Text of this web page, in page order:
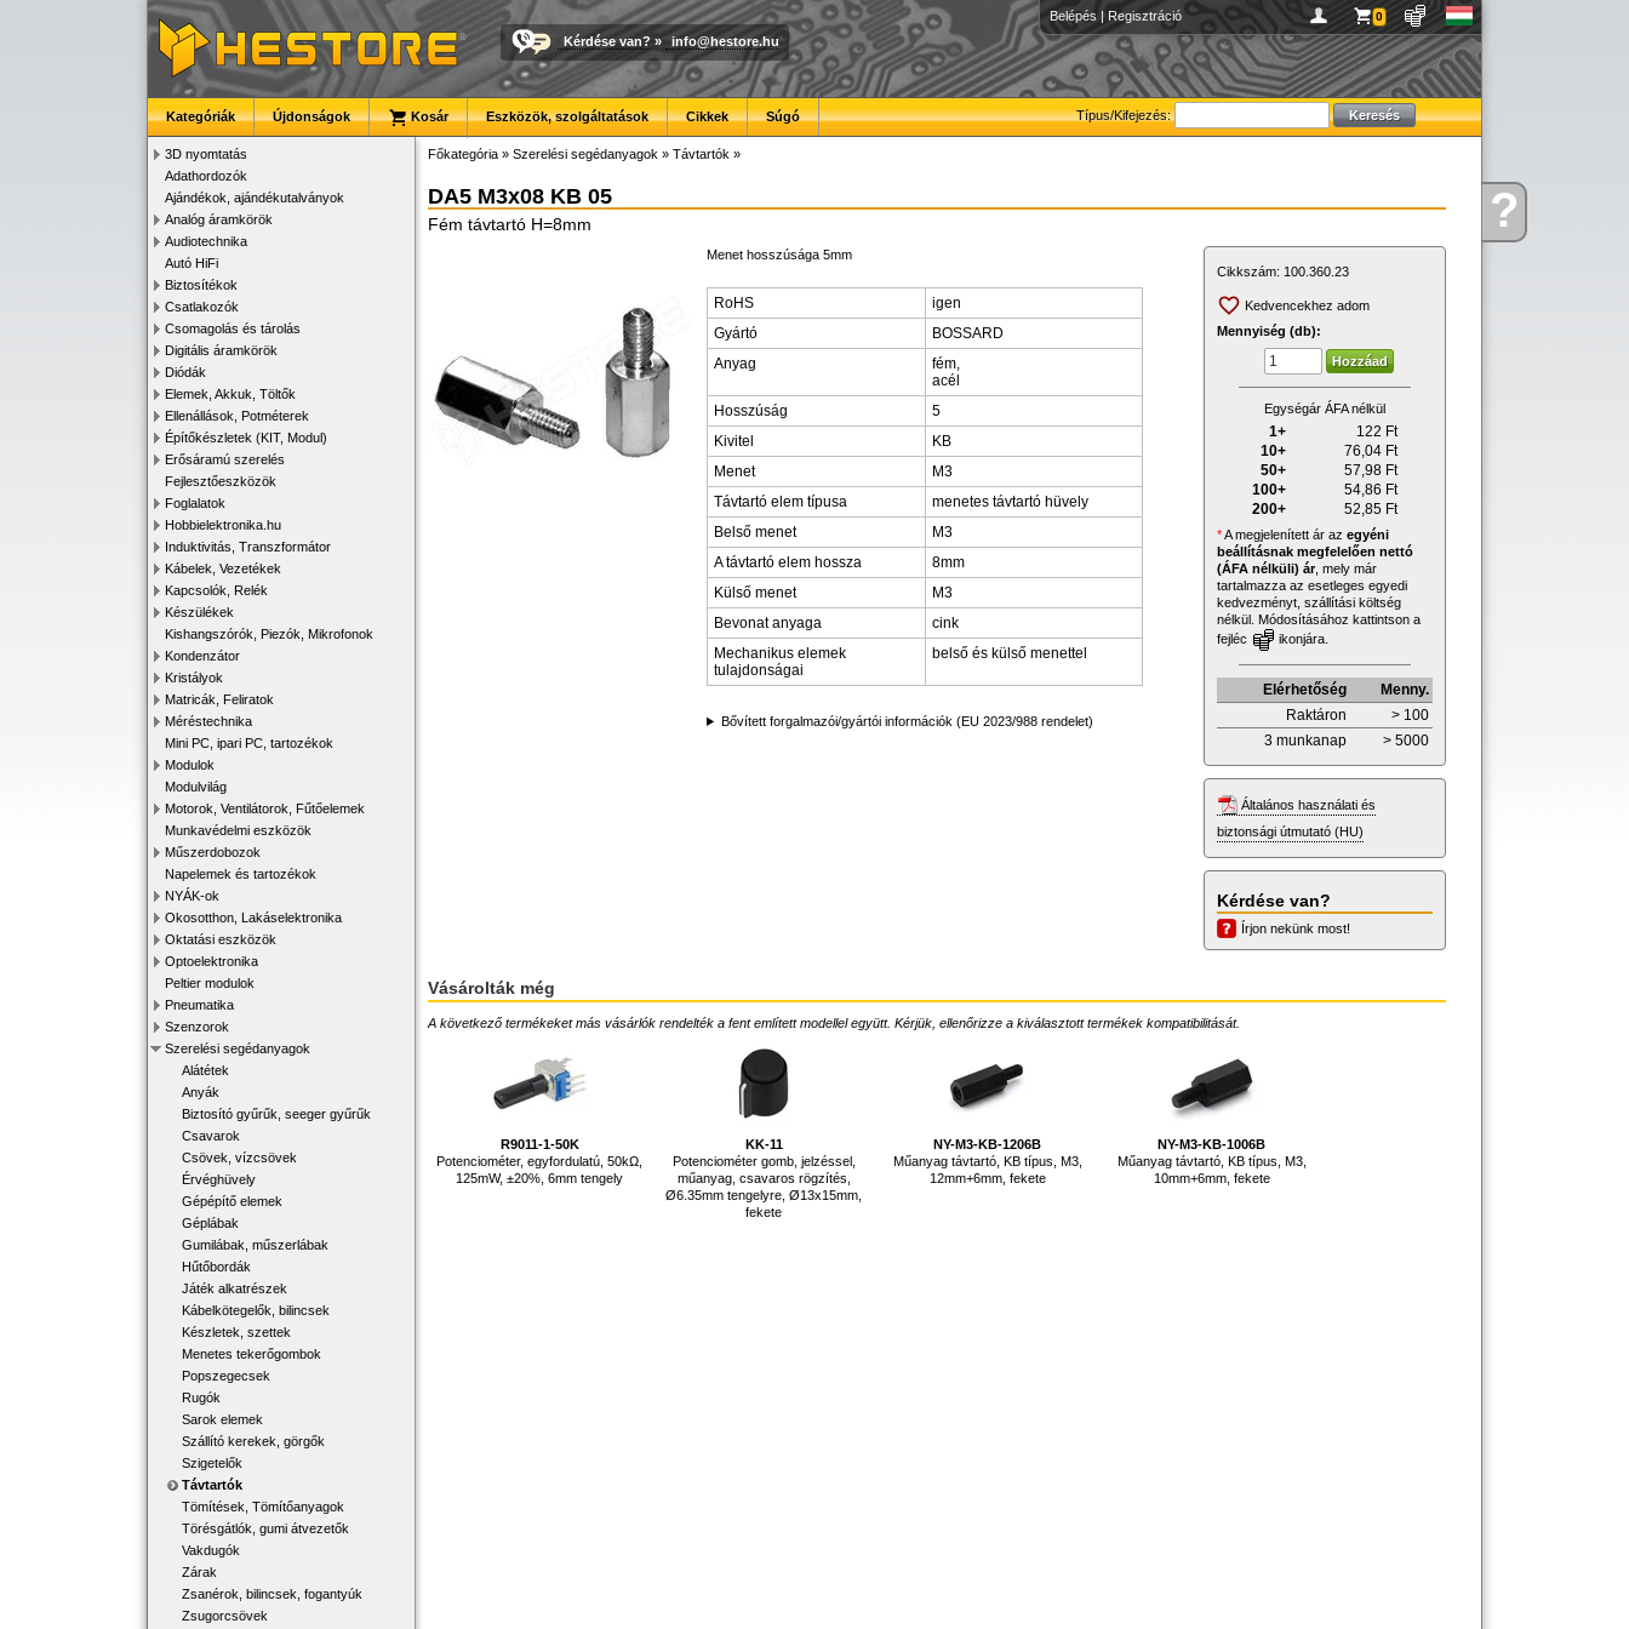
Kérdése?
Belépés | Regisztráció 0
Kérdése van? » info@hestore.hu
Típus/Kifejezés:
Kategóriák Újdonságok Kosár Eszközök, szolgáltatások Cikkek Súgó
3D nyomtatás
Adathordozók
Ajándékok, ajándékutalványok
Analóg áramkörök
Audiotechnika
Autó HiFi
Biztosítékok
Csatlakozók
Csomagolás és tárolás
Digitális áramkörök
Diódák
Elemek, Akkuk, Töltők
Ellenállások, Potméterek
Építőkészletek (KIT, Modul)
Erősáramú szerelés
Fejlesztőeszközök
Foglalatok
Hobbielektronika.hu
Induktivitás, Transzformátor
Kábelek, Vezetékek
Kapcsolók, Relék
Készülékek
Kishangszórók, Piezók, Mikrofonok
Kondenzátor
Kristályok
Matricák, Feliratok
Méréstechnika
Mini PC, ipari PC, tartozékok
Modulok
Modulvilág
Motorok, Ventilátorok, Fűtőelemek
Munkavédelmi eszközök
Műszerdobozok
Napelemek és tartozékok
NYÁK-ok
Okosotthon, Lakáselektronika
Oktatási eszközök
Optoelektronika
Peltier modulok
Pneumatika
Szenzorok
Szerelési segédanyagok
Alátétek
Anyák
Biztosító gyűrűk, seeger gyűrűk
Csavarok
Csövek, vízcsövek
Érvéghüvely
Gépépítő elemek
Géplábak
Gumilábak, műszerlábak
Hűtőbordák
Játék alkatrészek
Kábelkötegelők, bilincsek
Készletek, szettek
Menetes tekerőgombok
Popszegecsek
Rugók
Sarok elemek
Szállító kerekek, görgők
Szigetelők
Távtartók
Tömítések, Tömítőanyagok
Törésgátlók, gumi átvezetők
Vakdugók
Zárak
Zsanérok, bilincsek, fogantyúk
Zsugorcsövek
Főkategória » Szerelési segédanyagok » Távtartók »
DA5 M3x08 KB 05
Fém távtartó H=8mm
Menet hosszúsága 5mm
RoHS
igen
Gyártó
BOSSARD
Anyag
fém,
acél
Hosszúság
5
Kivitel
KB
Menet
M3
Távtartó elem típusa
menetes távtartó hüvely
Belső menet
M3
A távtartó elem hossza
8mm
Külső menet
M3
Bevonat anyaga
cink
Mechanikus elemek
tulajdonságai
belső és külső menettel
Bővített forgalmazói/gyártói információk (EU 2023/988 rendelet)
Cikkszám: 100.360.23
Kedvencekhez adom
Mennyiség (db):
Egységár ÁFA nélkül
1+ 122 Ft
10+
76,04 Ft
50+
57,98 Ft
100+
54,86 Ft
200+
52,85 Ft
*A megjelenített ár az egyéni
beállításnak megfelelően nettó
(ÁFA nélküli) ár, mely már
tartalmazza az esetleges egyedi
kedvezményt, szállítási költség
nélkül. Módosításához kattintson a
fejléc
ikonjára.
Elérhetőség
Menny.
Raktáron
> 100
3 munkanap
> 5000
Általános használati és
biztonsági útmutató (HU)
Kérdése van?
Írjon nekünk most!
Vásárolták még
A következő termékeket más vásárlók rendelték a fent említett modellel együtt. Kérjük, ellenőrizze a kiválasztott termékek kompatibilitását.
R9011-1-50K
Potenciométer, egyfordulatú, 50kΩ,
125mW, ±20%, 6mm tengely
KK-11
Potenciométer gomb, jelzéssel,
műanyag, csavaros rögzítés,
Ø6.35mm tengelyre, Ø13x15mm,
fekete
NY-M3-KB-1206B
Műanyag távtartó, KB típus, M3,
12mm+6mm, fekete
NY-M3-KB-1006B
Műanyag távtartó, KB típus, M3,
10mm+6mm, fekete